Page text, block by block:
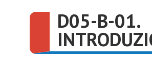
D05-B-01.